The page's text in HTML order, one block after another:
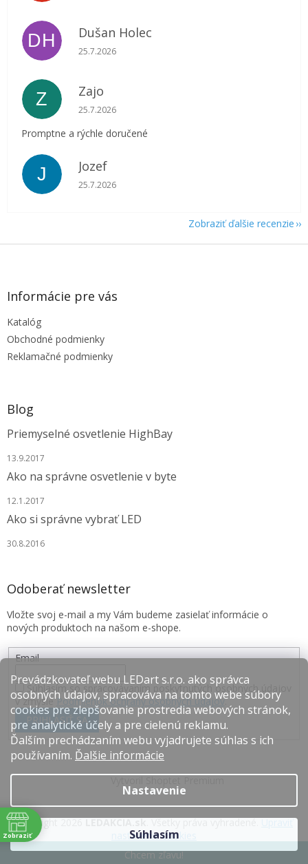
Prevádzkovateľ webu LEDart s.r.o. ako správca
osobných údajov, spracováva na tomto webe súbory
cookies pre zlepšovanie prostredia webových stránok,
pre analytické účely a pre cielenú reklamu.
Ďalším prechádzaním webu vyjadrujete súhlas s ich
používaním. Ďalšie informácie
Nastavenie
Súhlasím
DH Dušan Holec
Hodnotenie obchodu je 5 z 5 hviezdičiek.
25.7.2026
Z Zajo
Hodnotenie obchodu je 5 z 5 hviezdičiek.
25.7.2026
Promptne a rýchle doručené
J Jozef
Hodnotenie obchodu je 5 z 5 hviezdičiek.
25.7.2026
Zobraziť ďalšie recenzie
Z
Informácie pre vás
Katalóg
Obchodné podmienky
Reklamačné podmienky
Blog
Priemyselné osvetlenie HighBay
13.9.2017
Ako na správne osvetlenie v byte
12.1.2017
Ako si správne vybrať LED
30.8.2016
Odoberať newsletter
Vložte svoj e-mail a my Vám budeme zasielať informácie o
nových produktoch na našom e-shope.
Email
Súhlasím so spracovávaním poskytnutých osobných údajov
v zmysle Podmienok ochrany osobných údajov.
PRIHLÁSIŤ SA
Copyright 2026
nastavenie cookies
Zobraziť
Chcem zľavu!